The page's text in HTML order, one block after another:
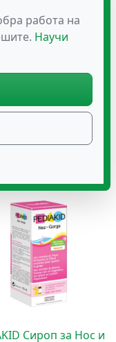
с Пробиотик – 60
Сироп за Нос и
работа на
Научи